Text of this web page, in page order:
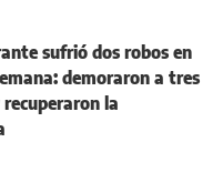
sufrió dos robos en
demoraron a tres
la